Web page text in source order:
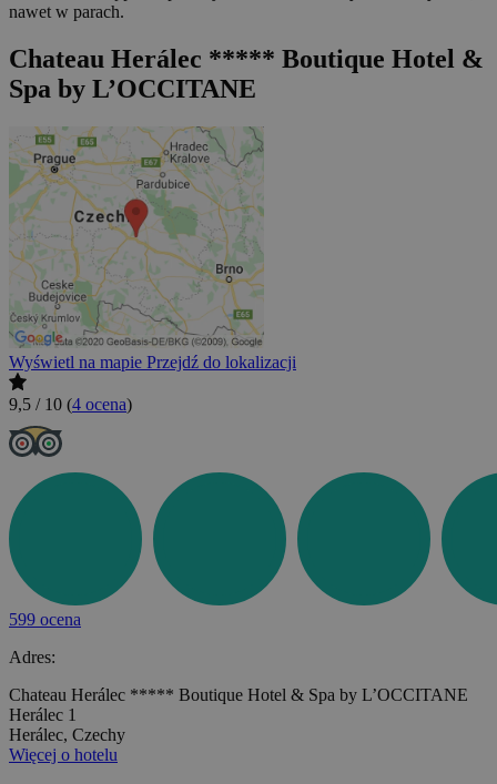
nawet w parach.
Chateau Herálec ***** Boutique Hotel &
Spa by L’OCCITANE
Wyświetl na mapie Przejdź do lokalizacji
9,5 / 10 (4 ocena)
599 ocena
Adres:
Chateau Herálec ***** Boutique Hotel & Spa by L’OCCITANE
Herálec 1
Herálec, Czechy
Więcej o hotelu